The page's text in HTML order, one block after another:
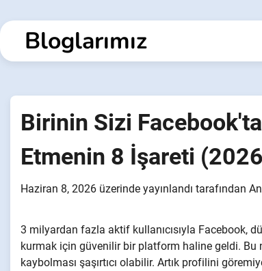
geç
Bloglarımız
Birinin Sizi
Etmenin 8 İşareti
Haziran 8, 2026 üzerinde yayınlandı tarafından
3 milyardan fazla aktif kullanıcısıyla Facebook,
kurmak için güvenilir bir platform haline geldi.
kaybolması şaşırtıcı olabilir. Artık profilini